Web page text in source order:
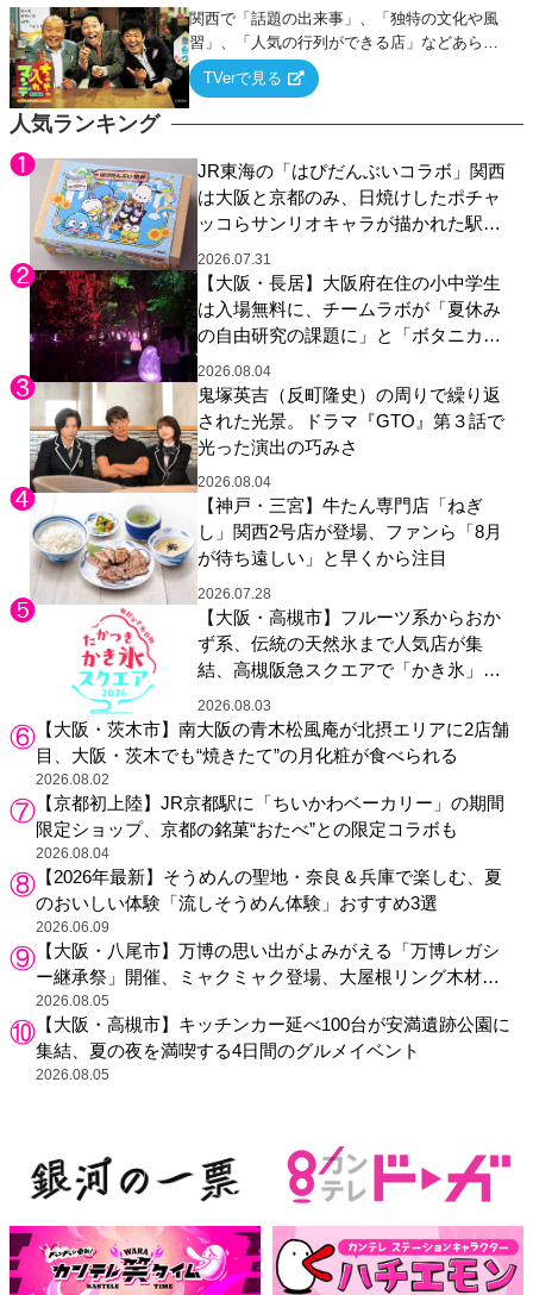
人気ランキング
JR東海の「はぴだんぶいコラボ」関西
は大阪と京都のみ、日焼けしたポチャ
ッコらサンリオキャラが描かれた駅弁
やグッズが登場
2026.07.31
【大阪・長居】大阪府在住の小中学生
は入場無料に、チームラボが「夏休み
の自由研究の課題に」と「ボタニカル
ガーデン 大阪」へ招待
2026.08.04
鬼塚英吉（反町隆史）の周りで繰り返
された光景。ドラマ『GTO』第３話で
光った演出の巧みさ
2026.08.04
【神戸・三宮】牛たん専門店「ねぎ
し」関西2号店が登場、ファンら「8月
が待ち遠しい」と早くから注目
2026.07.28
【大阪・高槻市】フルーツ系からおか
ず系、伝統の天然氷まで人気店が集
結、高槻阪急スクエアで「かき氷」祭
り
2026.08.03
【大阪・茨木市】南大阪の青木松風庵が北摂エリアに2店舗
目、大阪・茨木でも“焼きたて”の月化粧が食べられる
2026.08.02
【京都初上陸】JR京都駅に「ちいかわベーカリー」の期間
限定ショップ、京都の銘菓“おたべ”との限定コラボも
2026.08.04
【2026年最新】そうめんの聖地・奈良＆兵庫で楽しむ、夏
のおいしい体験「流しそうめん体験」おすすめ3選
2026.06.09
【大阪・八尾市】万博の思い出がよみがえる「万博レガシ
ー継承祭」開催、ミャクミャク登場、大屋根リング木材展
示も
2026.08.05
【大阪・高槻市】キッチンカー延べ100台が安満遺跡公園に
集結、夏の夜を満喫する4日間のグルメイベント
2026.08.05
関西で「話題の出来事」、「独特の文化や風
習」、「人気の行列ができる店」などあらゆ
るテーマについて好き放題にちゃちゃを入れ
ていく関西色を前面に押し出したトークバラ
TVerで見る